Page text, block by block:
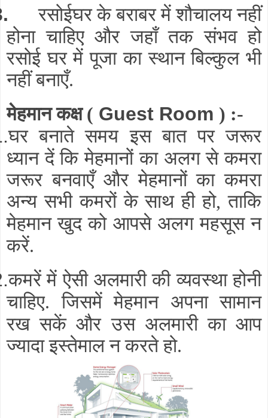
रसोईघर के बराबर में शौचालय नहीं
होना चाहिए और जहाँ तक संभव हो
रसोई घर में पूजा का स्थान बिल्कुल भी
नहीं बनाएँ.
मेहमान कक्ष( Guest Room ) :-
घर बनाते समय इस बात पर जरूर
ध्यान दें कि मेहमानों का अलग से कमरा
जरूर बनवाएँ और मेहमानों का कमरा
अन्य सभी कमरों के साथ ही हो, ताकि
मेहमान खुद को आपसे अलग महसूस न
करें.
कमरें में ऐसी अलमारी की व्यवस्था होनी
चाहिए. जिसमें मेहमान अपना सामान
रख सकें और उस अलमारी का आप
ज्यादा इस्तेमाल न करते हो.